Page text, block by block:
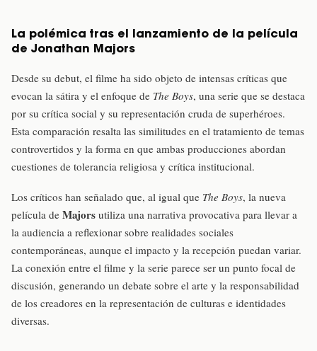
La polémica tras el lanzamiento de la película
de Jonathan Majors
Desde su debut, el filme ha sido objeto de intensas críticas que
evocan la sátira y el enfoque de The Boys, una serie que se destaca
por su crítica social y su representación cruda de superhéroes.
Esta comparación resalta las similitudes en el tratamiento de temas
controvertidos y la forma en que ambas producciones abordan
cuestiones de tolerancia religiosa y crítica institucional.
Los críticos han señalado que, al igual que The Boys, la nueva
película de Majors utiliza una narrativa provocativa para llevar a
la audiencia a reflexionar sobre realidades sociales
contemporáneas, aunque el impacto y la recepción puedan variar.
La conexión entre el filme y la serie parece ser un punto focal de
discusión, generando un debate sobre el arte y la responsabilidad
de los creadores en la representación de culturas e identidades
diversas.